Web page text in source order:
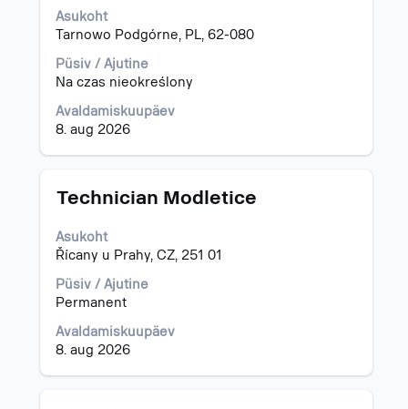
kuvamine
navigeerimiseks
tabeldusklahvi.
töö
täisteabe
Asukoht
Tarnowo Podgórne, PL, 62-080
Püsiv / Ajutine
Na czas nieokreślony
Avaldamiskuupäev
8. aug 2026
täieliku
sisu
valige
tühikuklahviga.
Ametinimetus
Technician Modletice
Asukoht
Řícany u Prahy, CZ, 251 01
Püsiv / Ajutine
Permanent
Avaldamiskuupäev
8. aug 2026
Töö
täieliku
sisu
kuvamiseks
valige
tühikuklahviga.